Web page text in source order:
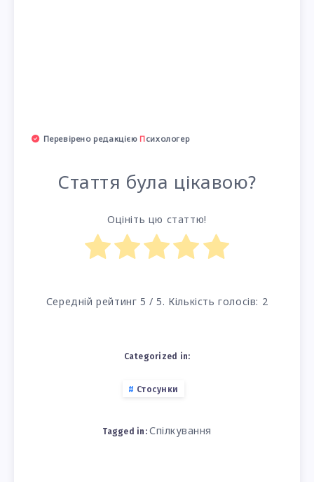
Перевірено редакцією Психологер
Стаття була цікавою?
Оцініть цю статтю!
Середній рейтинг 5 / 5. Кількість голосів: 2
Categorized in:
Стосунки
Tagged in: Спілкування